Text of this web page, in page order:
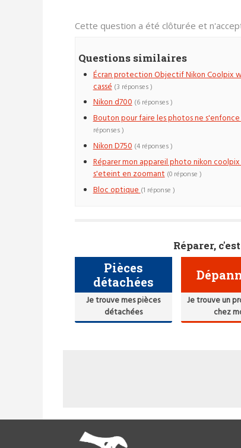
Cette question a été clôturée et
Questions similaires
Écran protection Objectif Nikon Coolpix
cassé (3 réponses )
Nikon d700 (6 réponses )
Bouton pour faire les photos ne s'enfonce
réponses )
Nikon D750 (4 réponses )
Réparer mon appareil photo nikon coolpix
s'eteint en zoomant (0 réponse )
Bloc optique(1 réponse )
Réparer,
Pièces
détachées
Je trouve mes pièces
détachées
Je trouve un
chez